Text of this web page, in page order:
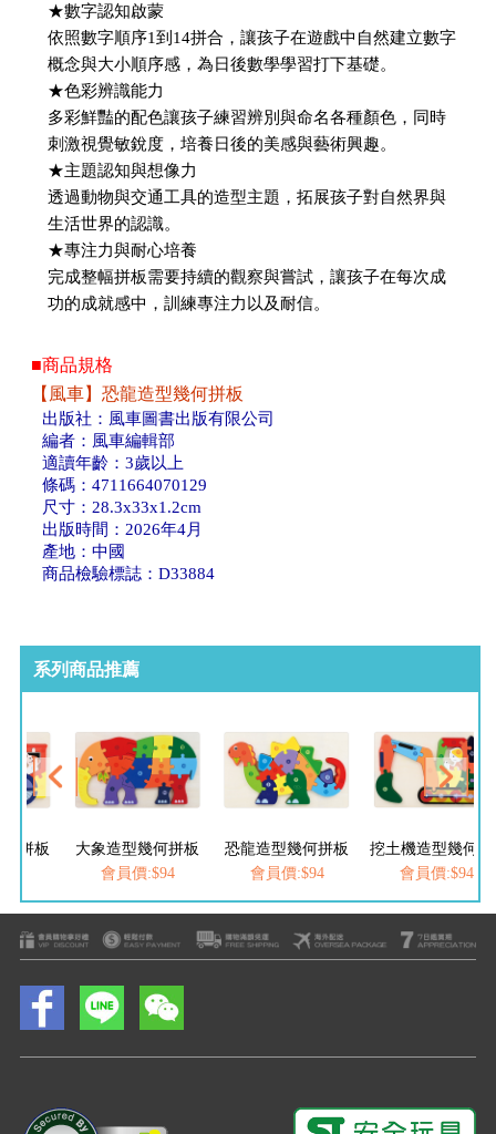
★數字認知啟蒙
依照數字順序1到14拼合，讓孩子在遊戲中自然建立數字
概念與大小順序感，為日後數學學習打下基礎。
★色彩辨識能力
多彩鮮豔的配色讓孩子練習辨別與命名各種顏色，同時
刺激視覺敏銳度，培養日後的美感與藝術興趣。
★主題認知與想像力
透過動物與交通工具的造型主題，拓展孩子對自然界與
生活世界的認識。
★專注力與耐心培養
完成整幅拼板需要持續的觀察與嘗試，讓孩子在每次成
功的成就感中，訓練專注力以及耐信。
■商品規格
【風車】恐龍造型幾何拼板
出版社：風車圖書出版有限公司
編者：風車編輯部
適讀年齡：3歲以上
條碼：4711664070129
尺寸：28.3x33x1.2cm
出版時間：2026年4月
產地：中國
商品檢驗標誌：D33884
系列商品推薦
拼板
大象造型幾何拼板
會員價:$94
恐龍造型幾何拼板
會員價:$94
會員價:$94